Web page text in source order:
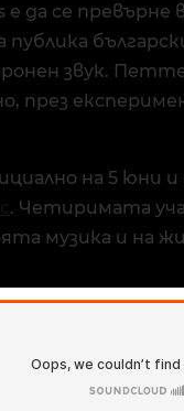
да се превърне
звук.
през
на 5 юни
. Четиримата
музика и на